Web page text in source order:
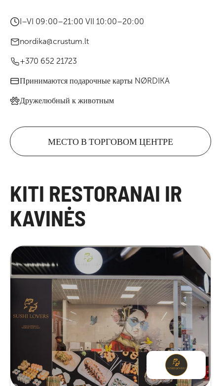
I–VI 09:00–21:00 VII 10:00–20:00
nordika@crustum.lt
+370 652 21723
Принимаются подарочные карты NØRDIKA
Дружелюбный к животным
МЕСТО В ТОРГОВОМ ЦЕНТРЕ
KITI RESTORANAI IR
KAVINĖS